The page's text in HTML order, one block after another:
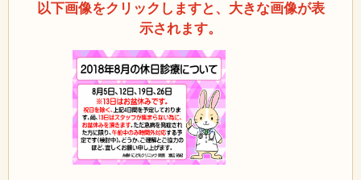
以下画像をクリックしますと、大きな画像が表
示されます。